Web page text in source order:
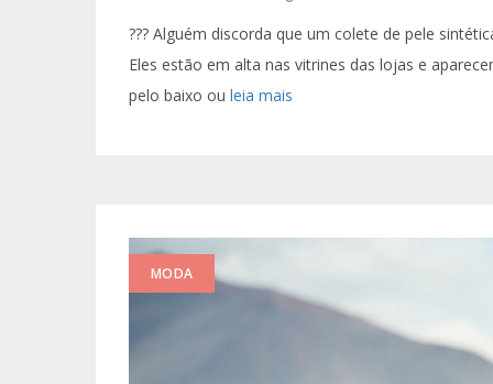
??? Alguém discorda que um colete de pele
Eles estão em alta nas vitrines das lojas e
pelo baixo ou leia mais
MODA